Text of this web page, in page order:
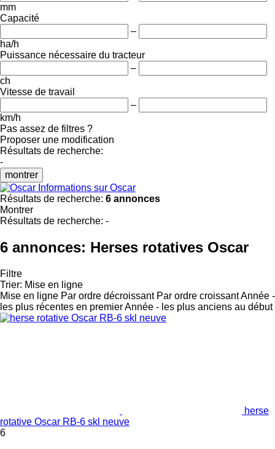
mm
Capacité
–
ha/h
Puissance nécessaire du tracteur
–
ch
Vitesse de travail
–
km/h
Pas assez de filtres ?
Proposer une modification
Résultats de recherche:
-
montrer
Informations sur Oscar
Résultats de recherche: 6 annonces
Montrer
Résultats de recherche: -
6 annonces: Herses rotatives Oscar
Filtre
Trier: Mise en ligne
Mise en ligne Par ordre décroissant Par ordre croissantAnnée -
les plus récentes en premierAnnée - les plus anciens au début
herse
rotative Oscar RB-6 skl neuve
6